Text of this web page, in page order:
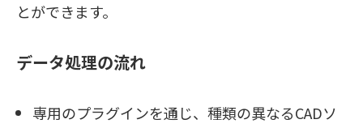
とができます。
データ処理の流れ
専用のプラグインを通じ、種類の異なるCADソ